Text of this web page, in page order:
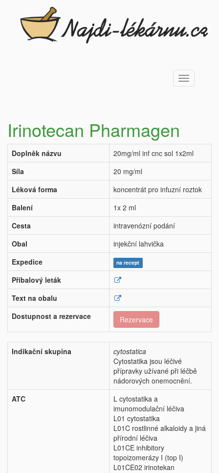
Toggle
navigation
Irinotecan Pharmagen
Doplněk názvu
20mg/ml inf cnc sol 1x2ml
Síla
20 mg/ml
Léková forma
koncentrát pro infuzní roztok
Balení
1x 2 ml
Cesta
intravenózní podání
Obal
injekční lahvička
Expedice
na recept
Příbalový leták
Text na obalu
Dostupnost a rezervace
Rezervace
Indikační skupina
cytostatica
Cytostatika jsou léčivé
přípravky užívané při léčbě
nádorových onemocnění.
ATC
L cytostatika a
imunomodulační léčiva
L01 cytostatika
L01C rostlinné alkaloidy a jiná
přírodní léčiva
L01CE inhibitory
topoizomerázy I (top I)
L01CE02 irinotekan